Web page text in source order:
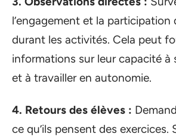
l’engagement et la participation
durant les activités. Cela peut
informations sur leur capacité à
et à travailler en autonomie.
4. Retours des élèves :
ce qu’ils pensent des